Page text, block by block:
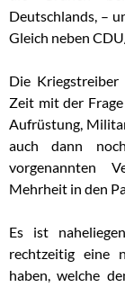
Deutschlands, –
Gleich neben
Die Kriegstreiber
Zeit mit der
Aufrüstung,
auch dann
vorgenannten
Mehrheit in den
Es ist
rechtzeitig eine
haben, welche